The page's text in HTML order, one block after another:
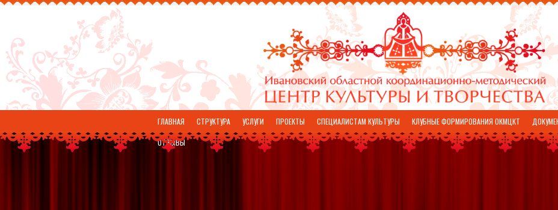
ГЛАВНАЯ СТРУКТУРА УСЛУГИ ПРОЕКТЫ СПЕЦИАЛИСТАМ КУЛЬТУРЫ КЛУБНЫЕ ФОРМИРОВАНИЯ ОКМЦКТ
ОТЗЫВЫ